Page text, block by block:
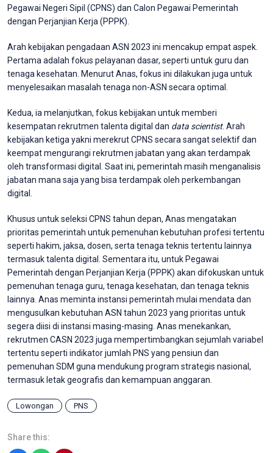
Pegawai Negeri Sipil (CPNS) dan Calon Pegawai Pemerintah
dengan Perjanjian Kerja (PPPK).
Arah kebijakan pengadaan ASN 2023 ini mencakup empat aspek.
Pertama adalah fokus pelayanan dasar, seperti untuk guru dan
tenaga kesehatan. Menurut Anas, fokus ini dilakukan juga untuk
menyelesaikan masalah tenaga non-ASN secara optimal.
Kedua, ia melanjutkan, fokus kebijakan untuk memberi
kesempatan rekrutmen talenta digital dan data scientist. Arah
kebijakan ketiga yakni merekrut CPNS secara sangat selektif dan
keempat mengurangi rekrutmen jabatan yang akan terdampak
oleh transformasi digital. Saat ini, pemerintah masih menganalisis
jabatan mana saja yang bisa terdampak oleh perkembangan
digital.
Khusus untuk seleksi CPNS tahun depan, Anas mengatakan
prioritas pemerintah untuk pemenuhan kebutuhan profesi tertentu
seperti hakim, jaksa, dosen, serta tenaga teknis tertentu lainnya
termasuk talenta digital. Sementara itu, untuk Pegawai
Pemerintah dengan Perjanjian Kerja (PPPK) akan difokuskan untuk
pemenuhan tenaga guru, tenaga kesehatan, dan tenaga teknis
lainnya. Anas meminta instansi pemerintah mulai mendata dan
mengusulkan kebutuhan ASN tahun 2023 yang prioritas untuk
segera diisi di instansi masing-masing. Anas menekankan,
rekrutmen CASN 2023 juga mempertimbangkan sejumlah variabel
tertentu seperti indikator jumlah PNS yang pensiun dan
pemenuhan SDM guna mendukung program strategis nasional,
termasuk letak geografis dan kemampuan anggaran.
Lowongan PNS
Share this: